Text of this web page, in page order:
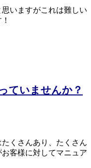
いますがこれは難しい
ていませんか？
くさんあり、たくさん
客様に対してマニュア